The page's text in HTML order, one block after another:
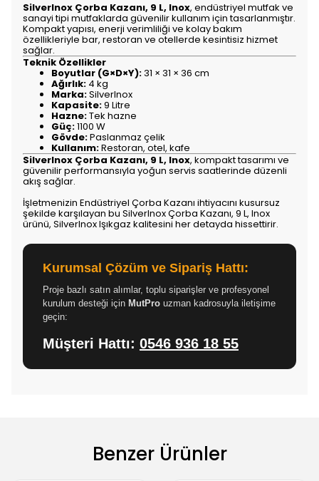
SilverInox Çorba Kazanı, 9 L, Inox, endüstriyel mutfak ve
sanayi tipi mutfaklarda güvenilir kullanım için tasarlanmıştır.
Kompakt yapısı, enerji verimliliği ve kolay bakım
özellikleriyle bar, restoran ve otellerde kesintisiz hizmet
sağlar.
Teknik Özellikler
Boyutlar (G×D×Y):31 × 31 × 36 cm
Ağırlık: 4 kg
Marka:SilverInox
Kapasite:9 Litre
Hazne:Tek hazne
Güç:1100 W
Gövde:Paslanmaz çelik
Kullanım:Restoran, otel, kafe
SilverInox Çorba Kazanı, 9 L, Inox, kompakt tasarımı ve
güvenilir performansıyla yoğun servis saatlerinde düzenli
akış sağlar.
İşletmenizin Endüstriyel Çorba Kazanı ihtiyacını kusursuz
şekilde karşılayan bu SilverInox Çorba Kazanı, 9 L, Inox
ürünü, SilverInox Işıkgaz kalitesini her detayda hissettirir.
Kurumsal Çözüm ve Sipariş Hattı:
Proje bazlı satın alımlar, toplu siparişler ve profesyonel
kurulum desteği için MutPro uzman kadrosuyla iletişime
geçin:
Müşteri Hattı: 0546 936 18 55
Benzer Ürünler